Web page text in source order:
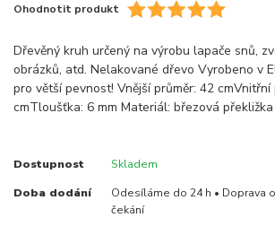
Ohodnotit produkt
Dřevěný kruh určený na výrobu lapače snů,
obrázků, atd. Nelakované dřevo Vyrobeno v
pro větší pevnost! Vnější průměr: 42 cmVnitřní
cmTloušťka: 6 mm Materiál: březová překližka
Dostupnost Skladem
Doba dodání
Odesíláme do 24 h • Doprava
čekání